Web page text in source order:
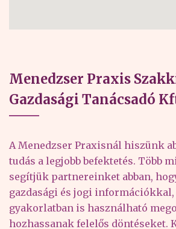
Menedzser Praxis
Gazdasági Tanácsadó
A Menedzser Praxisnál hiszünk
tudás a legjobb befektetés. Több
segítjük partnereinket abban,
gazdasági és jogi
gyakorlatban is használható
hozhassanak felelős döntéseket.